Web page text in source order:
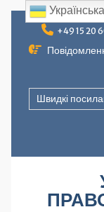
+49 15 20
Швидкі
Українська